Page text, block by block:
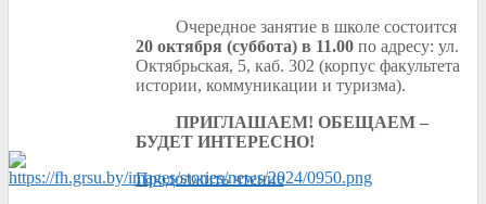
Очередное занятие в школе состоится
20 октября (суббота) в 11.00по адресу: ул.
Октябрьская, 5, каб. 302 (корпус факультета
истории, коммуникации и туризма).
ПРИГЛАШАЕМ! ОБЕЩАЕМ –
БУДЕТ ИНТЕРЕСНО!
Продолжить чтение